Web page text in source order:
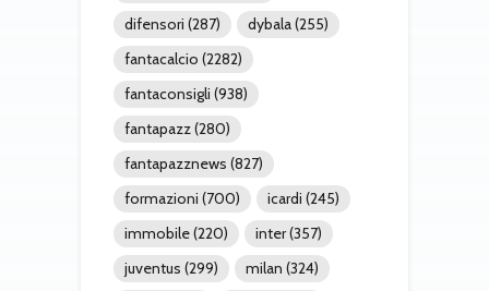
difensori (287) dybala(255)
fantacalcio (2282)
fantaconsigli (938)
fantapazz(280)
fantapazznews (827)
formazioni (700) icardi (245)
immobile(220) inter(357)
juventus (299) milan (324)